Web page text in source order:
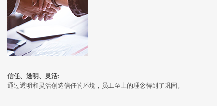
信任、透明、灵活:
通过透明和灵活创造信任的环境，员工至上的理念得到了巩固。